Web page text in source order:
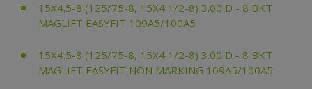
15X4.5-8 (125/75-8, 15X4 1/2-8) 3.00 D - 8 BKT
MAGLIFT EASYFIT 109A5/100A5
15X4.5-8 (125/75-8, 15X4 1/2-8) 3.00 D - 8 BKT
MAGLIFT EASYFIT NON MARKING 109A5/100A5